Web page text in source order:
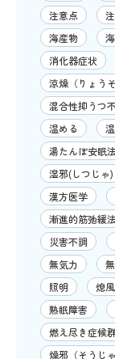
注意点
海産物
消化器症状
涼燥（りょうそ
混合性抑うつ
温める
湯たんぽ安眠
湿邪(しつじゃ)
漢方医学
漸進的筋弛緩
災害不調
無気力
照明
熄風
熟眠障害
燃え尽き症候
燥邪（そうじゃ